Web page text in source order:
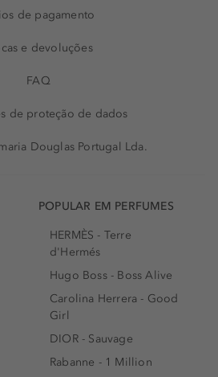
de pagamento
e devoluções
FAQ
de proteção de dados
Douglas Portugal Lda.
POPULAR EM PERFUMES
HERMÈS - Terre
d'Hermés
Hugo Boss - Boss Alive
Carolina Herrera - Good
Girl
DIOR - Sauvage
Rabanne - 1 Million